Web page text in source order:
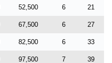
52,500 6 21
67,500 6 27
82,500 6 33
97,500 7 39